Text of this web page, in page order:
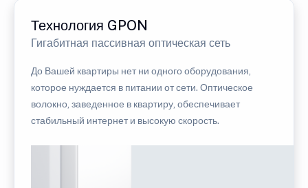
Технология GPON
Гигабитная пассивная оптическая сеть
До Вашей квартиры нет ни одного оборудования,
которое нуждается в питании от сети. Оптическое
волокно, заведенное в квартиру, обеспечивает
стабильный интернет и высокую скорость.